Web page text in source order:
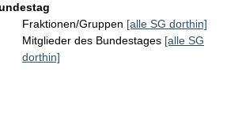
Fraktionen/Gruppen [alle SG dorthin]
Mitglieder des Bundestages [alle SG
dorthin]